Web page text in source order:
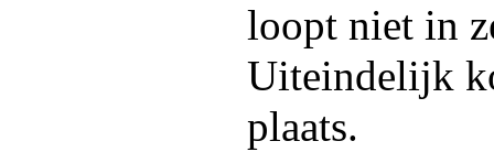
loopt niet in
Uiteindelijk
plaats.